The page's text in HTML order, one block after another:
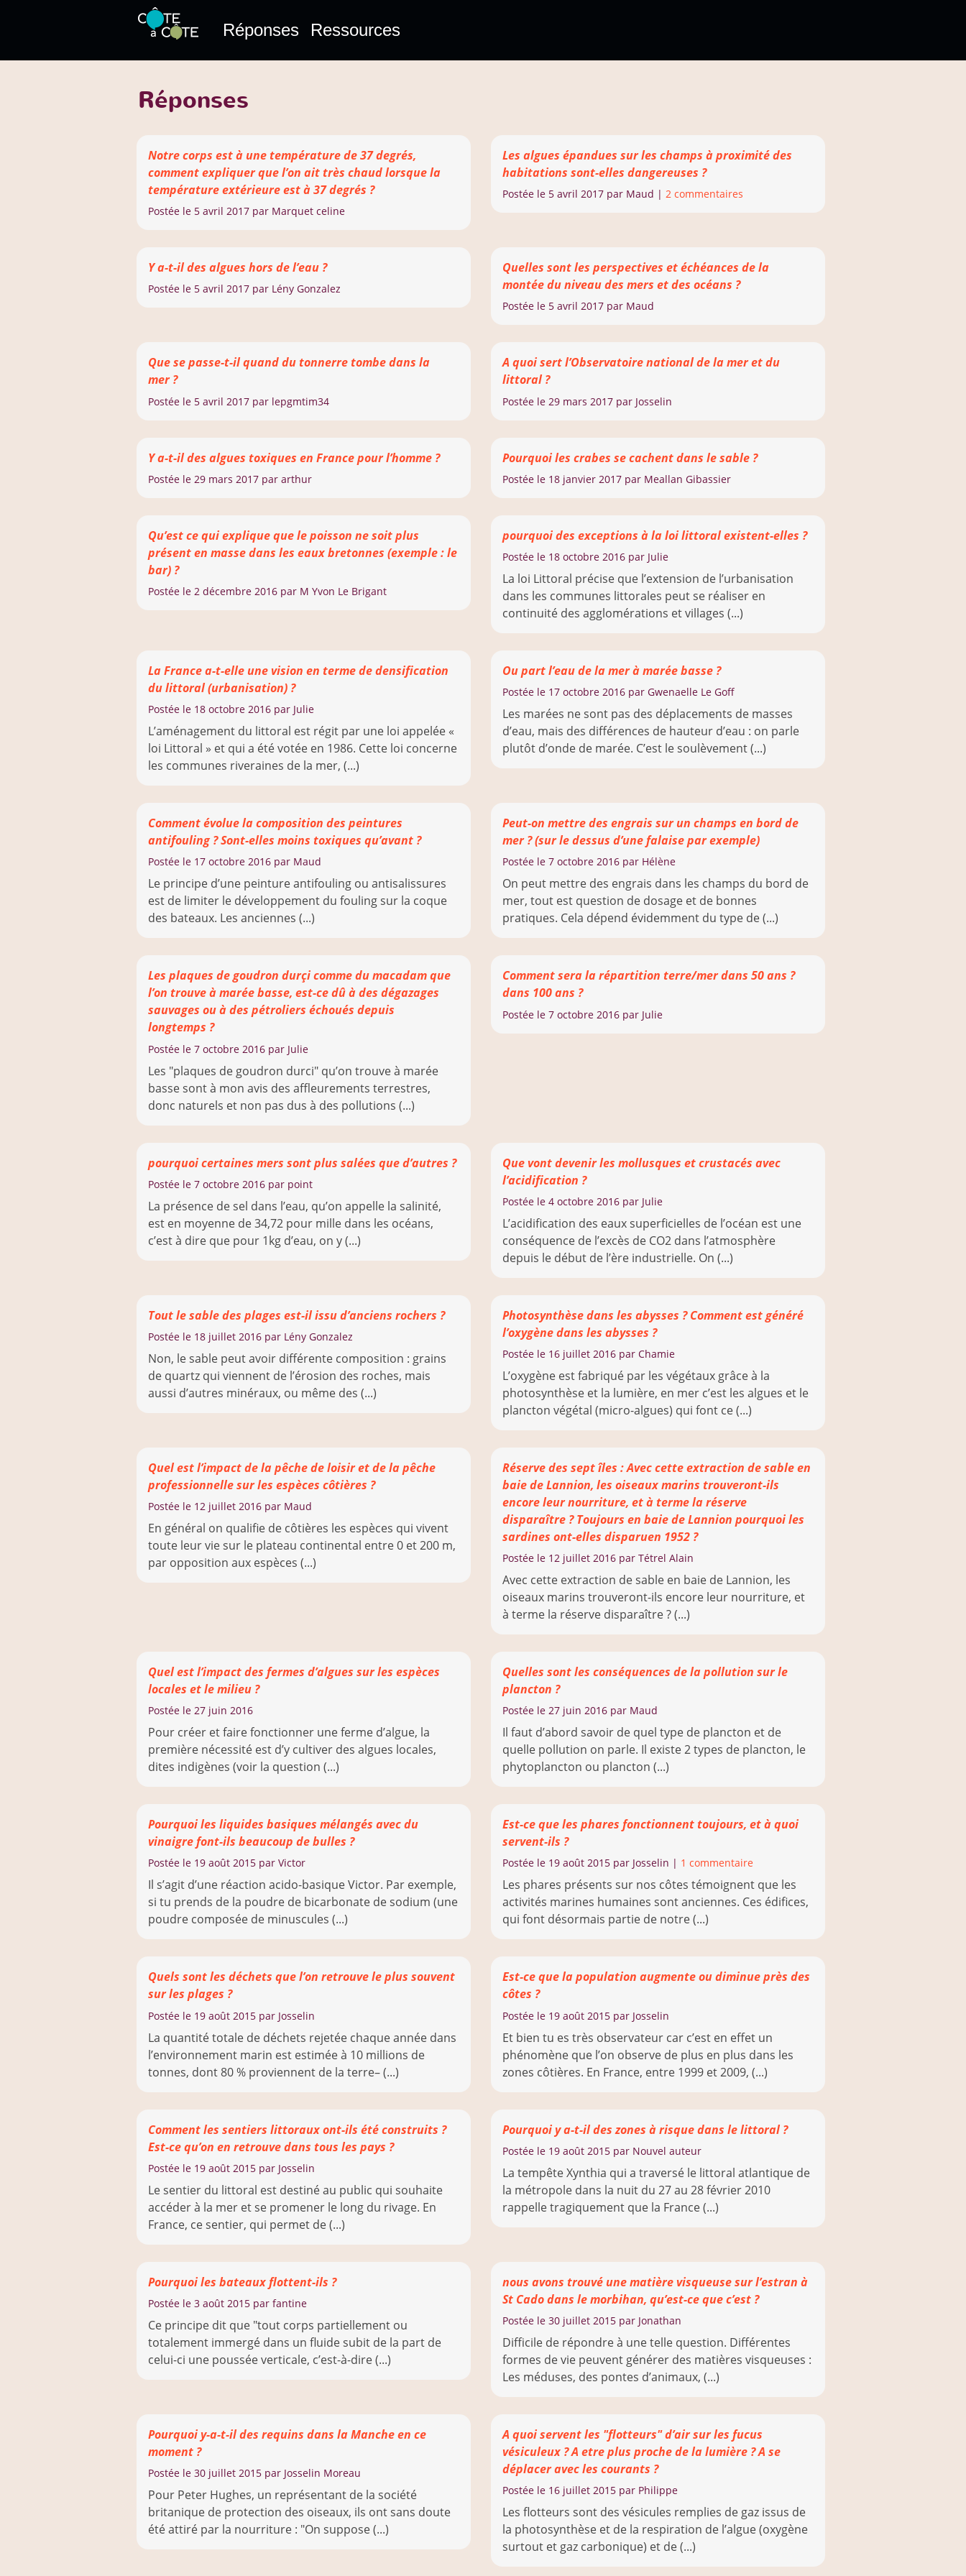
Réponses Ressources
Réponses
Notre corps est à une température de 37 degrés,
comment expliquer que l’on ait très chaud lorsque la
température extérieure est à 37 degrés ?
Postée le 5 avril 2017par Marquet celine
Les algues épandues sur les champs à proximité des
habitations sont-elles dangereuses ?
Postée le 5 avril 2017 par Maud | 2 commentaires
Y a-t-il des algues hors de l’eau ?
Postée le 5 avril 2017par Lény Gonzalez
Quelles sont les perspectives et échéances de la
montée du niveau des mers et des océans ?
Postée le 5 avril 2017 par Maud
Que se passe-t-il quand du tonnerre tombe dans la
mer ?
Postée le 5 avril 2017par lepgmtim34
A quoi sert l’Observatoire national de la mer et du
littoral ?
Postée le 29 mars 2017 par Josselin
Y a-t-il des algues toxiques en France pour l’homme ?
Postée le 29 mars 2017par arthur
Pourquoi les crabes se cachent dans le sable ?
Postée le 18 janvier 2017 par Meallan Gibassier
Qu’est ce qui explique que le poisson ne soit plus
présent en masse dans les eaux bretonnes (exemple : le
bar) ?
Postée le 2 décembre 2016par M Yvon Le Brigant
pourquoi des exceptions à la loi littoral existent-elles ?
Postée le 18 octobre 2016 par Julie
La loi Littoral précise que l’extension de l’urbanisation
dans les communes littorales peut se réaliser en
continuité des agglomérations et villages (...)
La France a-t-elle une vision en terme de densification
du littoral (urbanisation) ?
Postée le 18 octobre 2016par Julie
L’aménagement du littoral est régit par une loi appelée «
loi Littoral » et qui a été votée en 1986. Cette loi concerne
les communes riveraines de la mer, (...)
Ou part l’eau de la mer à marée basse ?
Postée le 17 octobre 2016 par Gwenaelle Le Goff
Les marées ne sont pas des déplacements de masses
d’eau, mais des différences de hauteur d’eau : on parle
plutôt d’onde de marée. C’est le soulèvement (...)
Comment évolue la composition des peintures
antifouling ? Sont-elles moins toxiques qu’avant ?
Postée le 17 octobre 2016par Maud
Le principe d’une peinture antifouling ou antisalissures
est de limiter le développement du fouling sur la coque
des bateaux. Les anciennes (...)
Peut-on mettre des engrais sur un champs en bord de
mer ? (sur le dessus d’une falaise par exemple)
Postée le7 octobre 2016 par Hélène
On peut mettre des engrais dans les champs du bord de
mer, tout est question de dosage et de bonnes
pratiques. Cela dépend évidemment du type de (...)
Les plaques de goudron durçi comme du macadam que
l’on trouve à marée basse, est-ce dû à des dégazages
sauvages ou à des pétroliers échoués depuis
longtemps ?
Postée le 7 octobre 2016par Julie
Les "plaques de goudron durci" qu’on trouve à marée
basse sont à mon avis des affleurements terrestres,
donc naturels et non pas dus à des pollutions (...)
Comment sera la répartition terre/mer dans 50 ans ?
dans 100 ans ?
Postée le7 octobre 2016 par Julie
pourquoi certaines mers sont plus salées que d’autres ?
Postée le 7 octobre 2016par point
La présence de sel dans l’eau, qu’on appelle la salinité,
est en moyenne de 34,72 pour mille dans les océans,
c’est à dire que pour 1kg d’eau, on y (...)
Que vont devenir les mollusques et crustacés avec
l’acidification ?
Postée le4 octobre 2016 par Julie
L’acidification des eaux superficielles de l’océan est une
conséquence de l’excès de CO2 dans l’atmosphère
depuis le début de l’ère industrielle. On (...)
Tout le sable des plages est-il issu d’anciens rochers ?
Postée le 18 juillet 2016par Lény Gonzalez
Non, le sable peut avoir différente composition : grains
de quartz qui viennent de l’érosion des roches, mais
aussi d’autres minéraux, ou même des (...)
Photosynthèse dans les abysses ? Comment est généré
l’oxygène dans les abysses ?
Postée le 16 juillet 2016 par Chamie
L’oxygène est fabriqué par les végétaux grâce à la
photosynthèse et la lumière, en mer c’est les algues et le
plancton végétal (micro-algues) qui font ce (...)
Quel est l’impact de la pêche de loisir et de la pêche
professionnelle sur les espèces côtières ?
Postée le 12 juillet 2016par Maud
En général on qualifie de côtières les espèces qui vivent
toute leur vie sur le plateau continental entre 0 et 200 m,
par opposition aux espèces (...)
Réserve des sept îles : Avec cette extraction de sable en
baie de Lannion, les oiseaux marins trouveront-ils
encore leur nourriture, et à terme la réserve
disparaître ? Toujours en baie de Lannion pourquoi les
sardines ont-elles disparuen 1952 ?
Postée le 12 juillet 2016 par Tétrel Alain
Avec cette extraction de sable en baie de Lannion, les
oiseaux marins trouveront-ils encore leur nourriture, et
à terme la réserve disparaître ? (...)
Quel est l’impact des fermes d’algues sur les espèces
locales et le milieu ?
Postée le 27 juin 2016
Pour créer et faire fonctionner une ferme d’algue, la
première nécessité est d’y cultiver des algues locales,
dites indigènes (voir la question (...)
Quelles sont les conséquences de la pollution sur le
plancton ?
Postée le27 juin 2016 par Maud
Il faut d’abord savoir de quel type de plancton et de
quelle pollution on parle. Il existe 2 types de plancton, le
phytoplancton ou plancton (...)
Pourquoi les liquides basiques mélangés avec du
vinaigre font-ils beaucoup de bulles ?
Postée le 19 août 2015par Victor
Il s’agit d’une réaction acido-basique Victor. Par exemple,
si tu prends de la poudre de bicarbonate de sodium (une
poudre composée de minuscules (...)
Est-ce que les phares fonctionnent toujours, et à quoi
servent-ils ?
Postée le 19 août 2015 par Josselin | 1 commentaire
Les phares présents sur nos côtes témoignent que les
activités marines humaines sont anciennes. Ces édifices,
qui font désormais partie de notre (...)
Quels sont les déchets que l’on retrouve le plus souvent
sur les plages ?
Postée le 19 août 2015par Josselin
La quantité totale de déchets rejetée chaque année dans
l’environnement marin est estimée à 10 millions de
tonnes, dont 80 % proviennent de la terre– (...)
Est-ce que la population augmente ou diminue près des
côtes ?
Postée le 19 août 2015 par Josselin
Et bien tu es très observateur car c’est en effet un
phénomène que l’on observe de plus en plus dans les
zones côtières. En France, entre 1999 et 2009, (...)
Comment les sentiers littoraux ont-ils été construits ?
Est-ce qu’on en retrouve dans tous les pays ?
Postée le 19 août 2015par Josselin
Le sentier du littoral est destiné au public qui souhaite
accéder à la mer et se promener le long du rivage. En
France, ce sentier, qui permet de (...)
Pourquoi y a-t-il des zones à risque dans le littoral ?
Postée le 19 août 2015 par Nouvel auteur
La tempête Xynthia qui a traversé le littoral atlantique de
la métropole dans la nuit du 27 au 28 février 2010
rappelle tragiquement que la France (...)
Pourquoi les bateaux flottent-ils ?
Postée le 3 août 2015par fantine
Ce principe dit que "tout corps partiellement ou
totalement immergé dans un fluide subit de la part de
celui-ci une poussée verticale, c’est-à-dire (...)
nous avons trouvé une matière visqueuse sur l’estran à
St Cado dans le morbihan, qu’est-ce que c’est ?
Postée le30 juillet 2015 par Jonathan
Difficile de répondre à une telle question. Différentes
formes de vie peuvent générer des matières visqueuses :
Les méduses, des pontes d’animaux, (...)
Pourquoi y-a-t-il des requins dans la Manche en ce
moment ?
Postée le 30 juillet 2015par Josselin Moreau
Pour Peter Hughes, un représentant de la société
britanique de protection des oiseaux, ils ont sans doute
été attiré par la nourriture : "On suppose (...)
A quoi servent les "flotteurs" d’air sur les fucus
vésiculeux ? A etre plus proche de la lumière ? A se
déplacer avec les courants ?
Postée le 16 juillet 2015 par Philippe
Les flotteurs sont des vésicules remplies de gaz issus de
la photosynthèse et de la respiration de l’algue (oxygène
surtout et gaz carbonique) et de (...)